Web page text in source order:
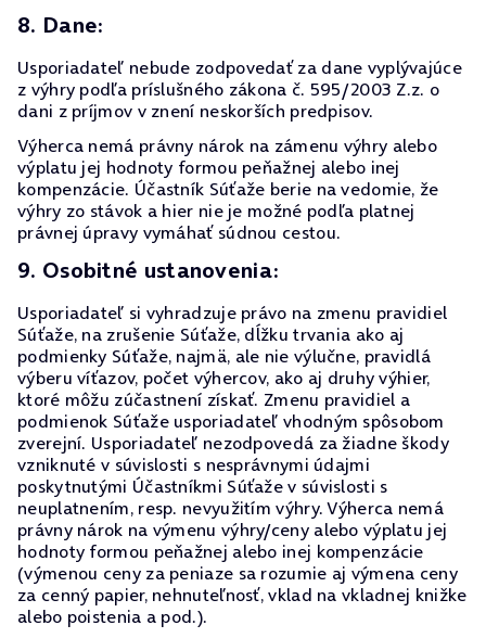
8. Dane:
Usporiadateľ nebude zodpovedať za dane vyplývajúce
z výhry podľa príslušného zákona č. 595/2003 Z.z. o
dani z príjmov v znení neskorších predpisov.
Výherca nemá právny nárok na zámenu výhry alebo
výplatu jej hodnoty formou peňažnej alebo inej
kompenzácie. Účastník Súťaže berie na vedomie, že
výhry zo stávok a hier nie je možné podľa platnej
právnej úpravy vymáhať súdnou cestou.
9. Osobitné ustanovenia:
Usporiadateľ si vyhradzuje právo na zmenu pravidiel
Súťaže, na zrušenie Súťaže, dĺžku trvania ako aj
podmienky Súťaže, najmä, ale nie výlučne, pravidlá
výberu víťazov, počet výhercov, ako aj druhy výhier,
ktoré môžu zúčastnení získať. Zmenu pravidiel a
podmienok Súťaže usporiadateľ vhodným spôsobom
zverejní. Usporiadateľ nezodpovedá za žiadne škody
vzniknuté v súvislosti s nesprávnymi údajmi
poskytnutými Účastníkmi Súťaže v súvislosti s
neuplatnením, resp. nevyužitím výhry. Výherca nemá
právny nárok na výmenu výhry/ceny alebo výplatu jej
hodnoty formou peňažnej alebo inej kompenzácie
(výmenou ceny za peniaze sa rozumie aj výmena ceny
za cenný papier, nehnuteľnosť, vklad na vkladnej knižke
alebo poistenia a pod.).